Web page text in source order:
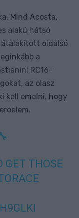
Mind Acosta,
alakú hátsó
átalakított oldalsó
a
RC16-
az olasz
kell emelni, hogy
GET THOSE